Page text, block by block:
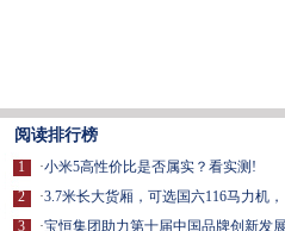
阅读排行榜
1
2
3
·小米5高性价比是否属实？看实测!
·3.7米长大货厢，可选国六116马力机，
·宝恒集团助力第十届中国品牌创新发